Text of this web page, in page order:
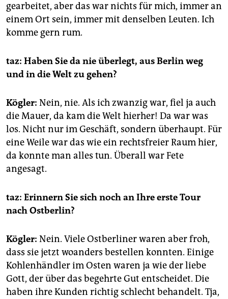
gearbeitet, aber das war nichts für mich, immer an
einem Ort sein, immer mit denselben Leuten. Ich
komme gern rum.
taz: Haben Sie da nie überlegt, aus Berlin weg
und in die Welt zu gehen?
Kögler: Nein, nie. Als ich zwanzig war, fiel ja auch
die Mauer, da kam die Welt hierher! Da war was
los. Nicht nur im Geschäft, sondern überhaupt. Für
eine Weile war das wie ein rechtsfreier Raum hier,
da konnte man alles tun. Überall war Fete
angesagt.
taz: Erinnern Sie sich noch an Ihre erste Tour
nach Ostberlin?
Kögler: Nein. Viele Ostberliner waren aber froh,
dass sie jetzt woanders bestellen konnten. Einige
Kohlenhändler im Osten waren ja wie der liebe
Gott, der über das begehrte Gut entscheidet. Die
haben ihre Kunden richtig schlecht behandelt. Tja,